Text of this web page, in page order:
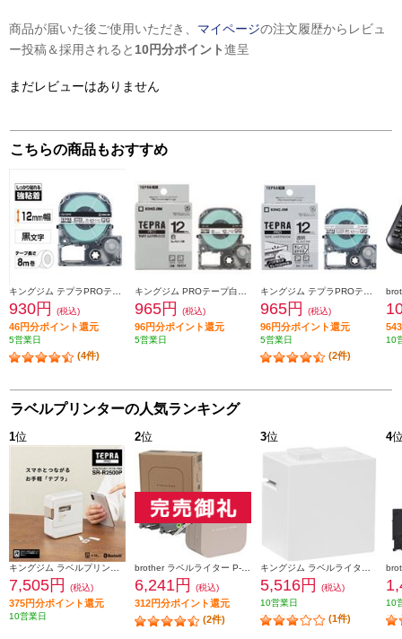
商品が届いた後ご使用いただき、 マイページの注文履歴からレビュ
ー投稿＆採用されると 10円分ポイント進呈
まだレビューはありません
こちらの商品もおすすめ
930円 (税込)
46円分ポイント還元
5営業日
(4件)
965円 (税込)
96円分ポイント還元
5営業日
965円 (税込)
96円分ポイント還元
5営業日
(2件)
10
ラベルプリンターの人気ランキング
1位
7,505円 (税込)
375円分ポイント還元
10営業日
2位
6,241円 (税込)
312円分ポイント還元
(2件)
3位
5,516円
(税込)
10営業日
(1件)
4
10